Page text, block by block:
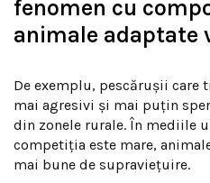
fenomen cu
animale adaptate
De exemplu, pescărușii care
mai agresivi și mai puțin
din zonele rurale. În mediile
competiția este mare,
mai bune de supraviețuire.